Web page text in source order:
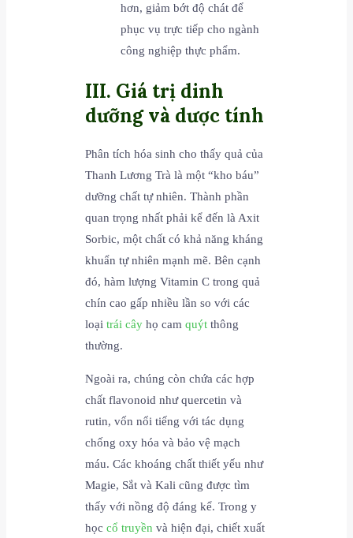
hơn, giảm bớt độ chát để
phục vụ trực tiếp cho ngành
công nghiệp thực phẩm.
III. Giá trị dinh
dưỡng và dược tính
Phân tích hóa sinh cho thấy quả của
Thanh Lương Trà là một “kho báu”
dưỡng chất tự nhiên. Thành phần
quan trọng nhất phải kể đến là Axit
Sorbic, một chất có khả năng kháng
khuẩn tự nhiên mạnh mẽ. Bên cạnh
đó, hàm lượng Vitamin C trong quả
chín cao gấp nhiều lần so với các
loạitrái cây họ camquýt thông
thường.
Ngoài ra, chúng còn chứa các hợp
chất flavonoid như quercetin và
rutin, vốn nổi tiếng với tác dụng
chống oxy hóa và bảo vệ mạch
máu. Các khoáng chất thiết yếu như
Magie, Sắt và Kali cũng được tìm
thấy với nồng độ đáng kể. Trong y
họccổ truyền và hiện đại, chiết xuất